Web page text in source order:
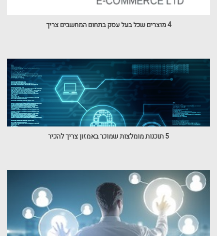
4 מוצרים שכל בעל עסק בתחום המחשבים צריך
5 תוכנות מומלצות שמוכר באמזון צריך להכיר